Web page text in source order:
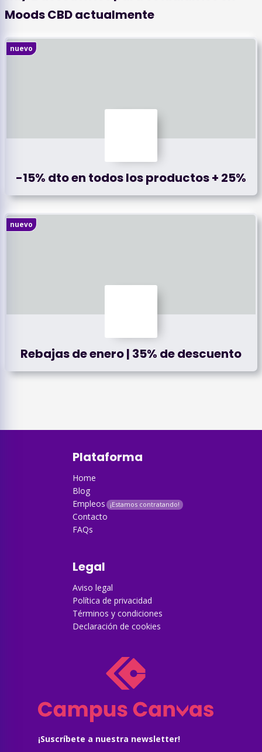
Moods CBDactualmente
nuevo
-15% dto en todos los productos + 25%
nuevo
Rebajas de enero | 35% de descuento
¡Suscríbete a nuestra newsletter!
Plataforma
Home
Blog
Empleos
Contacto
FAQs
Legal
Aviso legal
Política de privacidad
Términos y condiciones
Declaración de cookies